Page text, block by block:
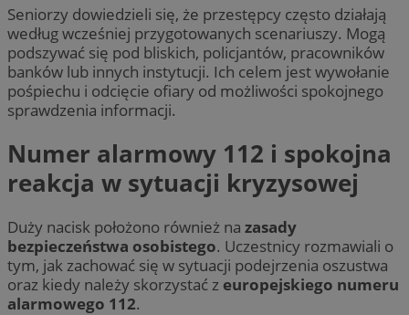
Seniorzy dowiedzieli się, że przestępcy często działają
według wcześniej przygotowanych scenariuszy. Mogą
podszywać się pod bliskich, policjantów, pracowników
banków lub innych instytucji. Ich celem jest wywołanie
pośpiechu i odcięcie ofiary od możliwości spokojnego
sprawdzenia informacji.
Numer alarmowy 112 i spokojna
reakcja w sytuacji kryzysowej
Duży nacisk położono również na zasady
bezpieczeństwa osobistego. Uczestnicy rozmawiali o
tym, jak zachować się w sytuacji podejrzenia oszustwa
oraz kiedy należy skorzystać z europejskiego numeru
alarmowego 112.